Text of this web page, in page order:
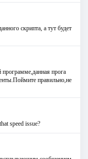
скрипта, а тут будет
прога
правильно,не
speed issue?